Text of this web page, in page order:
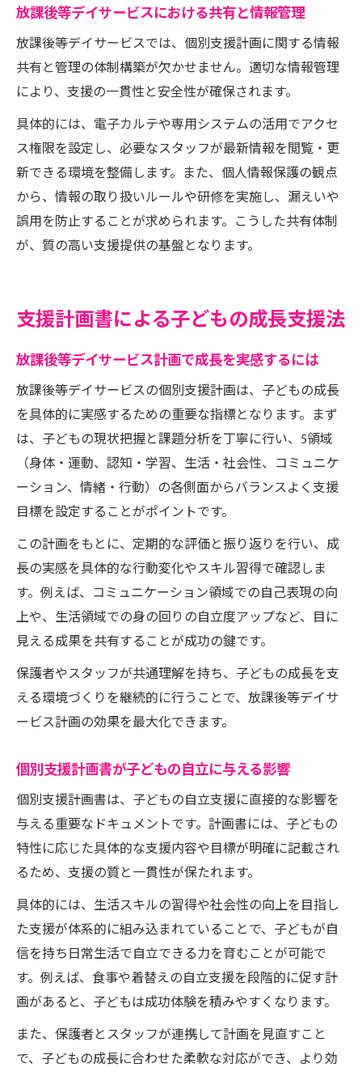
放課後等デイサービスにおける共有と情報管理
放課後等デイサービスでは、個別支援計画に関する情報
共有と管理の体制構築が欠かせません。適切な情報管理
により、支援の一貫性と安全性が確保されます。
具体的には、電子カルテや専用システムの活用でアクセ
ス権限を設定し、必要なスタッフが最新情報を閲覧・更
新できる環境を整備します。また、個人情報保護の観点
から、情報の取り扱いルールや研修を実施し、漏えいや
誤用を防止することが求められます。こうした共有体制
が、質の高い支援提供の基盤となります。
支援計画書による子どもの成長支援法
放課後等デイサービス計画で成長を実感するには
放課後等デイサービスの個別支援計画は、子どもの成長
を具体的に実感するための重要な指標となります。まず
は、子どもの現状把握と課題分析を丁寧に行い、5領域
（身体・運動、認知・学習、生活・社会性、コミュニケ
ーション、情緒・行動）の各側面からバランスよく支援
目標を設定することがポイントです。
この計画をもとに、定期的な評価と振り返りを行い、成
長の実感を具体的な行動変化やスキル習得で確認しま
す。例えば、コミュニケーション領域での自己表現の向
上や、生活領域での身の回りの自立度アップなど、目に
見える成果を共有することが成功の鍵です。
保護者やスタッフが共通理解を持ち、子どもの成長を支
える環境づくりを継続的に行うことで、放課後等デイサ
ービス計画の効果を最大化できます。
個別支援計画書が子どもの自立に与える影響
個別支援計画書は、子どもの自立支援に直接的な影響を
与える重要なドキュメントです。計画書には、子どもの
特性に応じた具体的な支援内容や目標が明確に記載され
るため、支援の質と一貫性が保たれます。
具体的には、生活スキルの習得や社会性の向上を目指し
た支援が体系的に組み込まれていることで、子どもが自
信を持ち日常生活で自立できる力を育むことが可能で
す。例えば、食事や着替えの自立支援を段階的に促す計
画があると、子どもは成功体験を積みやすくなります。
また、保護者とスタッフが連携して計画を見直すこと
で、子どもの成長に合わせた柔軟な対応ができ、より効